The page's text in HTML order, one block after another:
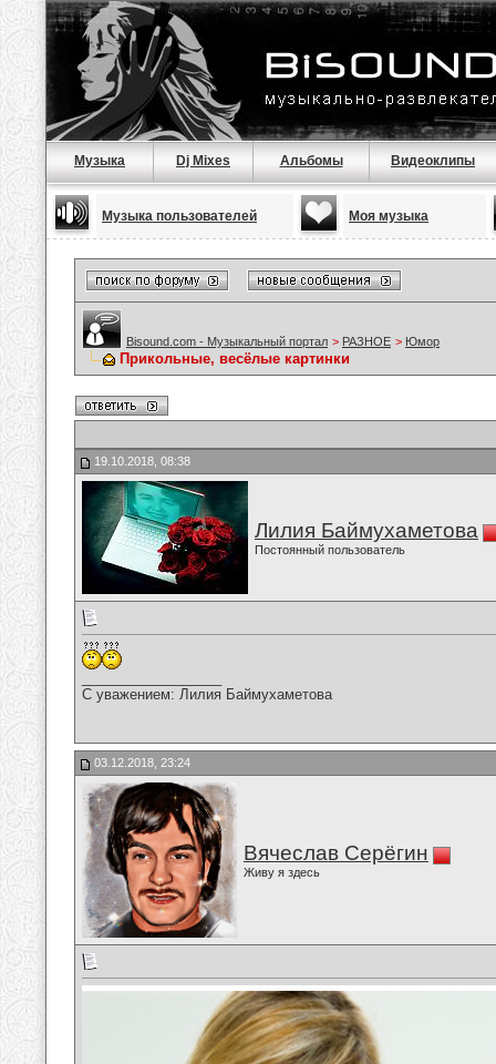
Музыка Dj Mixes Альбомы Видеоклипы
Музыка пользователей Моя музыка
Bisound.com - Музыкальный портал > РАЗНОЕ > Юмор
Прикольные, весёлые картинки
19.10.2018, 08:38
Лилия Баймухаметова
Постоянный пользователь
С уважением: Лилия Баймухаметова
03.12.2018, 23:24
Вячеслав Серёгин
Живу я здесь